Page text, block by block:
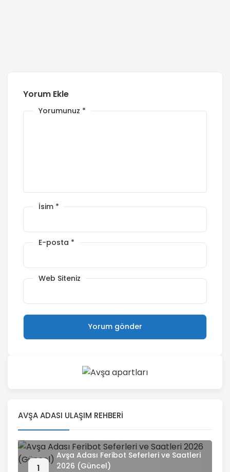
Yorum Ekle
Yorumunuz *
İsim *
E-posta *
Web Siteniz
AVŞA ADASI ULAŞIM REHBERI
Avşa Adası Feribot Seferleri ve Saatleri
2026 (Güncel)